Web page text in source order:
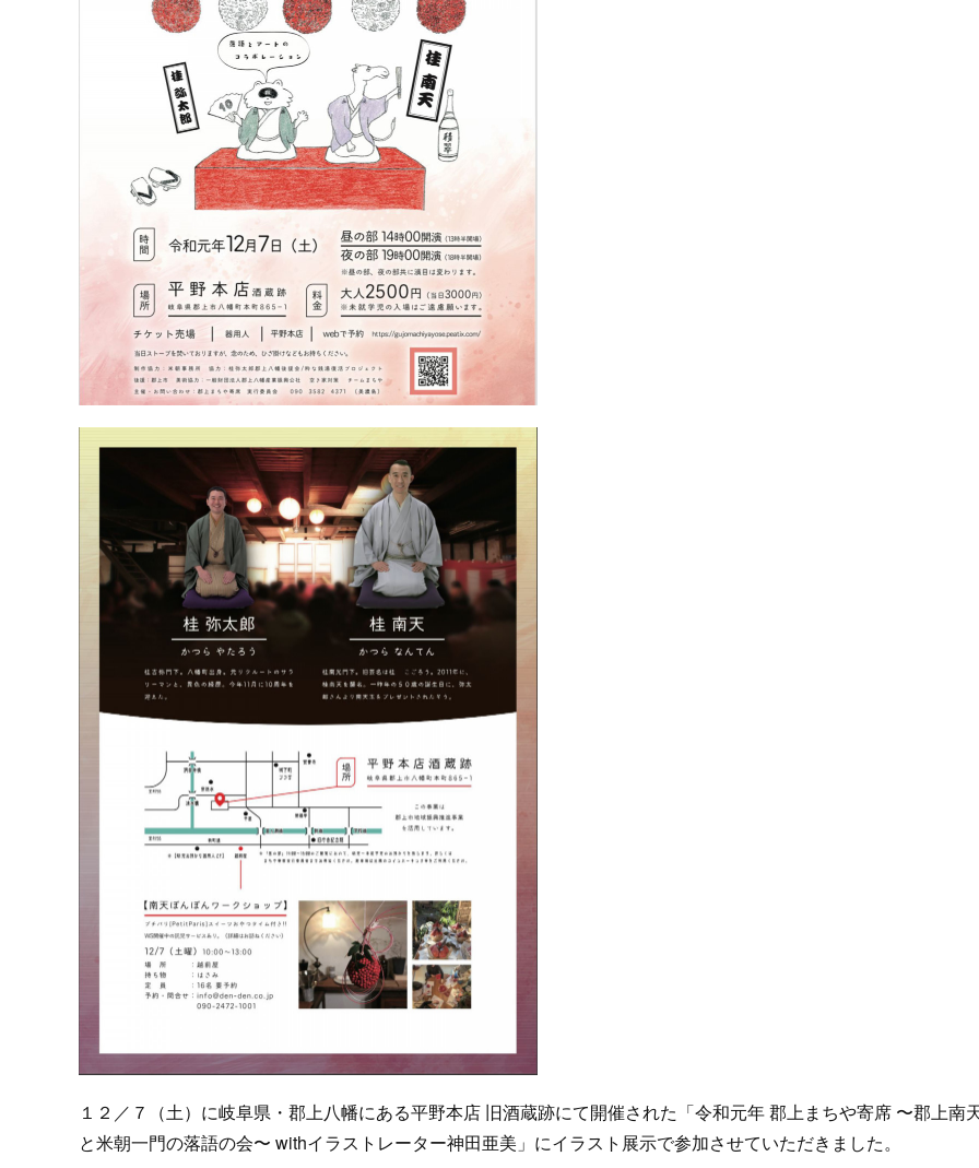
１２／７（土）に岐阜県・郡上八幡にある平野本店 旧酒蔵跡にて開催された「令和元年 郡上まちや寄席 〜郡上南
と米朝一門の落語の会〜 withイラストレーター神田亜美」にイラスト展示で参加させていただきました。